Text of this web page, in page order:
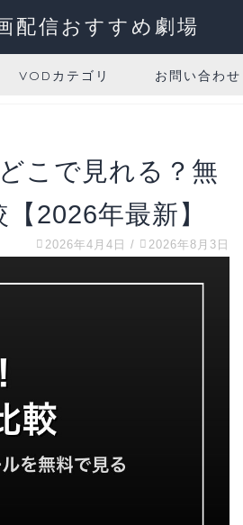
配信おすすめ劇場
VODカテゴリ お問い合わせ
こで見れる？無
2026年最新】
2026年4月4日 / 2026年8月3日